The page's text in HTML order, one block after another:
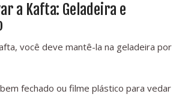
a Kafta: Geladeira e
você deve mantê-la na geladeira por
fechado ou filme plástico para vedar